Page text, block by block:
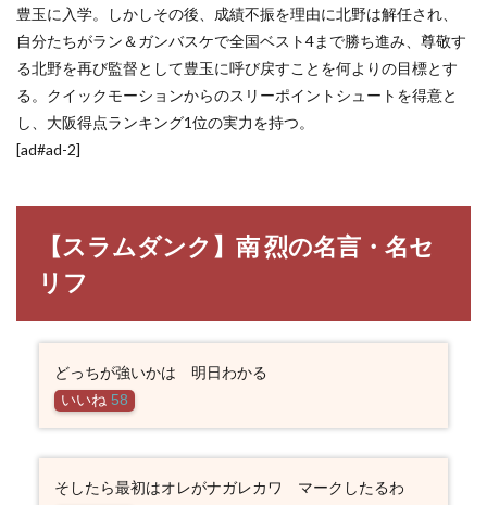
豊玉に入学。しかしその後、成績不振を理由に北野は解任され、
自分たちがラン＆ガンバスケで全国ベスト4まで勝ち進み、尊敬す
る北野を再び監督として豊玉に呼び戻すことを何よりの目標とす
る。クイックモーションからのスリーポイントシュートを得意と
し、大阪得点ランキング1位の実力を持つ。
[ad#ad-2]
【スラムダンク】南 烈の名言・名セ
リフ
どっちが強いかは 明日わかる
いいね 58
そしたら最初はオレがナガレカワ マークしたるわ